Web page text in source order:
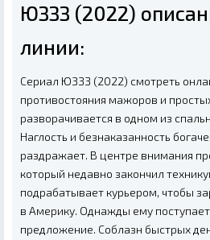
ЮЗЗЗ (2022)
линии:
Сериал ЮЗЗЗ (2022) смотреть
противостояния мажоров и
разворачивается в одном из
Наглость и безнаказанность
раздражает. В центре внимания
который недавно закончил
подрабатывает курьером, чтобы
в Америку. Однажды ему
предложение. Соблазн быстрых